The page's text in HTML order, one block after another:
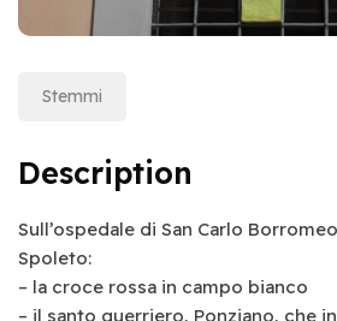
Stemmi
Description
Sull’ospedale di San Carlo
Spoleto:
– la croce rossa in campo bianco
– il santo guerriero, Ponziano, che